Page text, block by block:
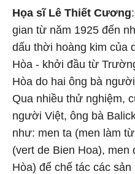
Họa sĩ Lê Thiết Cương
gian từ năm 1925 đến
dấu thời hoàng kim của
Hòa - khởi đầu từ
Hòa do hai ông bà
Qua nhiều thử nghiệm,
người Việt, ông bà
như: men ta (men làm
(vert de Bien Hoa), men
Hòa) để chế tác các